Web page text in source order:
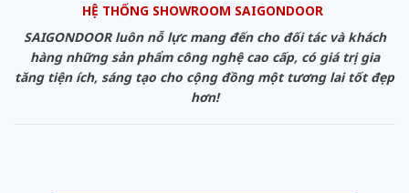
HỆ THỐNG SHOWROOM SAIGONDOOR
SAIGONDOOR luôn nỗ lực mang đến cho đối tác và khách
hàng những sản phẩm công nghệ cao cấp, có giá trị gia
tăng tiện ích, sáng tạo cho cộng đồng một tương lai tốt đẹp
hơn!